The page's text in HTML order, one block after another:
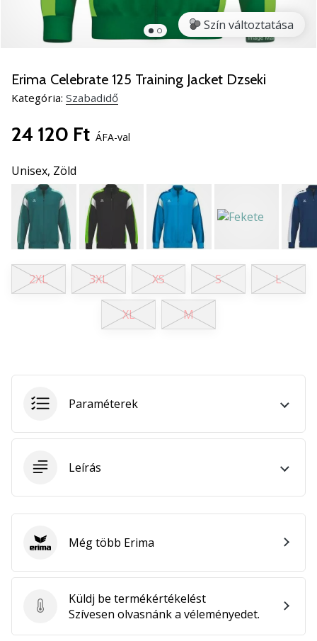
Ismerd
új
PUMA
Accelerate
SQD
kézilabda
cipőket!
Fedezd
fel
a
technikai
újdonságokat
és
nézd
2024.11.25.
3 perces olvasási idő
a
kézilabda
márkánk
nagykövete
Te
kézilabda-
vagy,
Szín változtatása
Erima Celebrate 125 Training Jacket Dzseki
Kategória: Szabadidő
24 120 Ft ÁFA-val
Unisex, Zöld
2XL 3XL XS S L
XL M
Paraméterek
Leírás
Küldj be termékértékelést
Küldj be termékértékelést
Szívesen olvasnánk a véleményedet.
ErimaMég több Erima